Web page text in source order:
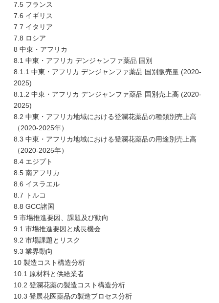
7.5 フランス
7.6 イギリス
7.7 イタリア
7.8 ロシア
8 中東・アフリカ
8.1 中東・アフリカ デンジャンファ薬品 国別
8.1.1 中東・アフリカ デンジャンファ薬品 国別販売量 (2020-
2025)
8.1.2 中東・アフリカ デンジャンファ薬品 国別売上高 (2020-
2025)
8.2 中東・アフリカ地域における登瀾花薬品の種類別売上高
（2020-2025年）
8.3 中東・アフリカ地域における登瀾花薬品の用途別売上高
（2020-2025年）
8.4 エジプト
8.5 南アフリカ
8.6 イスラエル
8.7 トルコ
8.8 GCC諸国
9 市場推進要因、課題及び動向
9.1 市場推進要因と成長機会
9.2 市場課題とリスク
9.3 業界動向
10 製造コスト構造分析
10.1 原材料と供給業者
10.2 登瀾花薬の製造コスト構造分析
10.3 登展花医薬品の製造プロセス分析